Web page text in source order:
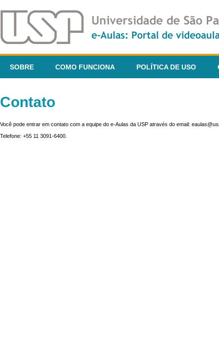
SOBRE COMO FUNCIONA POLÍTICA DE USO
Contato
Você pode entrar em contato com a equipe do e-Aulas da USP através do email:
Telefone: +55 11 3091-6400.